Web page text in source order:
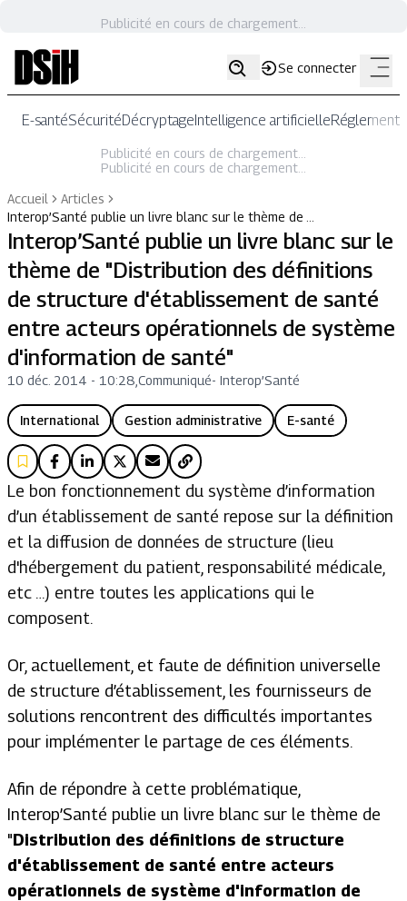
Publicité en cours de chargement...
Se connecter
E-santéSécuritéDécryptageIntelligence artificielle
Publicité en cours de chargement...
Publicité en cours de chargement...
Accueil
Articles
Interop’Santé publie un livre blanc sur le thème de …
Interop’Santé publie un livre blanc sur le
thème de "Distribution des définitions
de structure d'établissement de santé
entre acteurs opérationnels de système
d'information de santé"
10 déc. 2014 - 10:28 Communiqué- Interop’Santé
International Gestion administrative E-santé
Le bon fonctionnement du système d’information
d’un établissement de santé repose sur la définition
et la diffusion de données de structure (lieu
d'hébergement du patient, responsabilité médicale,
etc …) entre toutes les applications qui le
composent.
Or, actuellement, et faute de définition universelle
de structure d’établissement, les fournisseurs de
solutions rencontrent des difficultés importantes
pour implémenter le partage de ces éléments.
Afin de répondre à cette problématique,
Interop’Santé publie un livre blanc sur le thème de
"Distribution des définitions de structure
d'établissement de santé entre acteurs
opérationnels de système d'information de